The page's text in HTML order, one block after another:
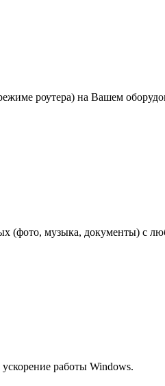
роутера) на Вашем
(фото, музыка, документы) с
работы Windows.